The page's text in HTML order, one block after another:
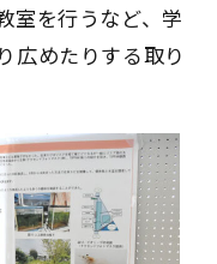
室を行うなど、学
広めたりする取り